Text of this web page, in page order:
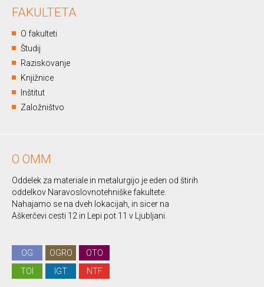
FAKULTETA
O fakulteti
Študij
Raziskovanje
Knjižnice
Inštitut
Založništvo
O OMM
Oddelek za materiale in metalurgijo je eden od štirih
oddelkov Naravoslovnotehniške fakultete.
Nahajamo se na dveh lokacijah, in sicer na
Aškerčevi cesti 12 in Lepi pot 11 v Ljubljani.
OG OGRO
OTO
TOI
IGT NTF